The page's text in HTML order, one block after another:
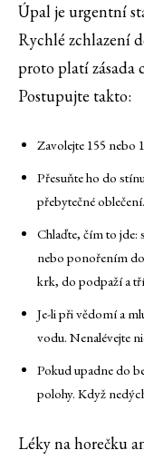
Úpal je urgentní
Rychlé zchlazení
proto platí zásada
Postupujte takto:
Zavolejte 155 nebo
Přesuňte ho do
přebytečné oblečení.
Chlaďte, čím to
nebo ponořením
krk, do podpaží a
Je-li při vědomí a
vodu. Nenalévejte
Pokud upadne do
polohy. Když
Léky na horečku